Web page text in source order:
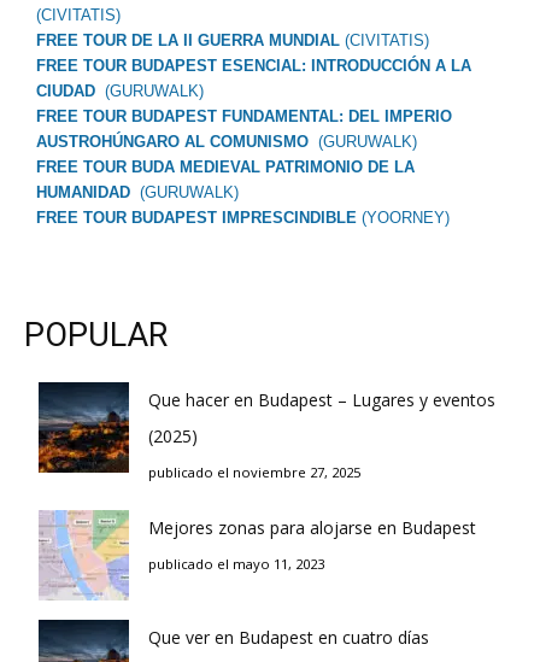
(CIVITATIS)
FREE TOUR DE LA II GUERRA MUNDIAL (CIVITATIS)
FREE TOUR BUDAPEST ESENCIAL: INTRODUCCIÓN A LA
CIUDAD (GURUWALK)
FREE TOUR BUDAPEST FUNDAMENTAL: DEL IMPERIO
AUSTROHÚNGARO AL COMUNISMO (GURUWALK)
FREE TOUR BUDA MEDIEVAL PATRIMONIO DE LA
HUMANIDAD (GURUWALK)
FREE TOUR BUDAPEST IMPRESCINDIBLE (YOORNEY)
POPULAR
Que hacer en Budapest – Lugares y eventos
(2025)
publicado el noviembre 27, 2025
Mejores zonas para alojarse en Budapest
publicado el mayo 11, 2023
Que ver en Budapest en cuatro días